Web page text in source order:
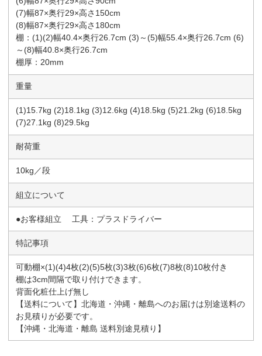
(7)幅87×奥行29×高さ150cm
(8)幅87×奥行29×高さ180cm
棚：(1)(2)幅40.4×奥行26.7cm (3)～(5)幅55.4×奥行26.7cm (6)
～(8)幅40.8×奥行26.7cm
棚厚：20mm
重量
(1)15.7kg (2)18.1kg (3)12.6kg (4)18.5kg (5)21.2kg (6)18.5kg
(7)27.1kg (8)29.5kg
耐荷重
10kg／段
組立について
●お客様組立 工具：プラスドライバー
特記事項
可動棚×(1)(4)4枚(2)(5)5枚(3)3枚(6)6枚(7)8枚(8)10枚付き
棚は3cm間隔で取り付けできます。
背面化粧仕上げ無し
【送料について】北海道・沖縄・離島へのお届けは別途送料の
お見積りが必要です。
【沖縄・北海道・離島 送料別途見積り】